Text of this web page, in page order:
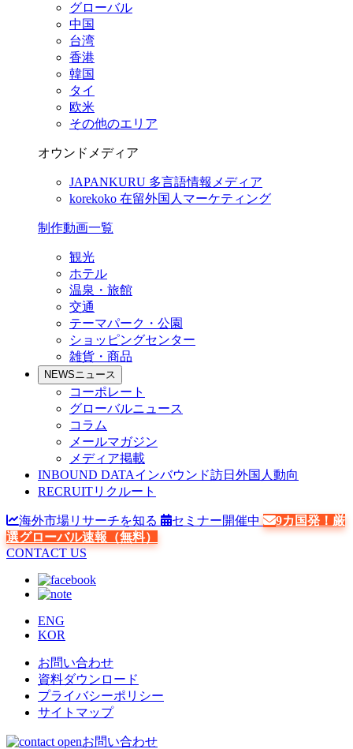
グローバル
中国
台湾
香港
韓国
タイ
欧米
その他のエリア
オウンドメディア
JAPANKURU 多言語情報メディア
korekoko 在留外国人マーケティング
制作動画一覧
観光
ホテル
温泉・旅館
交通
テーマパーク・公園
ショッピングセンター
雑貨・商品
NEWSニュース
コーポレート
グローバルニュース
コラム
メールマガジン
メディア掲載
INBOUND DATAインバウンド訪日外国人動向
RECRUITリクルート
海外市場リサーチを知る セミナー開催中
9カ国発！厳
選グローバル速報（無料）
CONTACT US
ENG
KOR
お問い合わせ
資料ダウンロード
プライバシーポリシー
サイトマップ
お問い合わせ